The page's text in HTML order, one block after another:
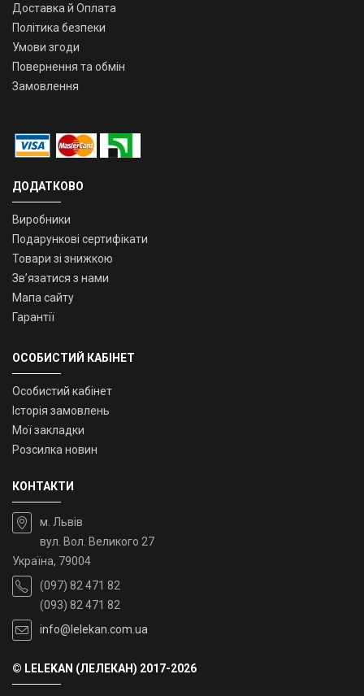
Доставка й Оплата
Політика безпеки
Умови згоди
Повернення та обмін
Замовлення
ДОДАТКОВО
Виробники
Подарункові сертифікати
Товари зі знижкою
Зв’язатися з нами
Мапа сайту
Гарантії
ОСОБИСТИЙ КАБІНЕТ
Особистий кабінет
Історія замовлень
Мої закладки
Розсилка новин
КОНТАКТИ
м. Львів
вул. Вол. Великого 27
Україна, 79004
(097) 82 471 82
(093) 82 471 82
info@lelekan.com.ua
© LELEKAN (ЛЕЛЕКАН) 2017-2026